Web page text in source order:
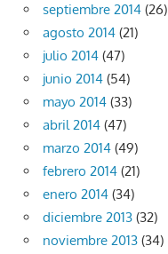
septiembre 2014 (26)
agosto 2014 (21)
julio 2014 (47)
junio 2014 (54)
mayo 2014 (33)
abril 2014 (47)
marzo 2014 (49)
febrero 2014 (21)
enero 2014 (34)
diciembre 2013 (32)
noviembre 2013 (34)